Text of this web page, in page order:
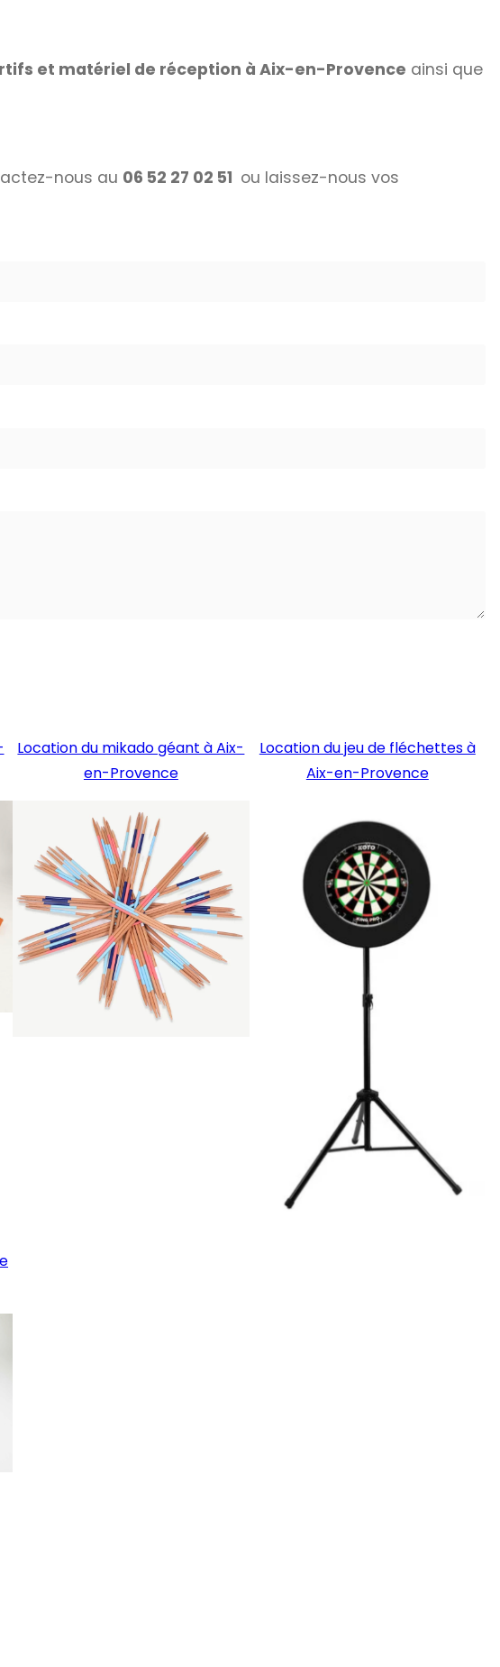
et matériel de réception à Aix-en-Provence ainsi que
nous au 06 52 27 02 51 ou laissez-nous vos
Location du mikado géant à Aix-
en-Provence
Location du jeu de fléchettes à
Aix-en-Provence